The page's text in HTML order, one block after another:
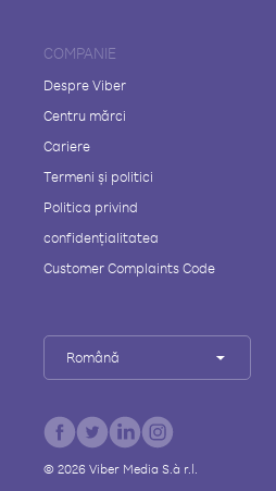
COMPANIE
Despre Viber
Centru mărci
Cariere
Termeni și politici
Politica privind
confidențialitatea
Customer Complaints Code
Română
© 2026Viber Media S.à r.l.